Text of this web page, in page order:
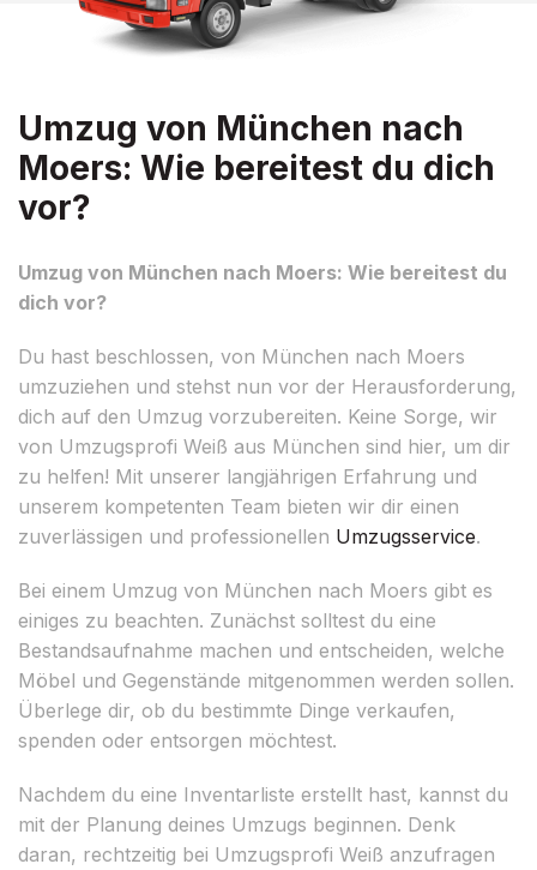
Umzug von München nach
Moers: Wie bereitest du dich
vor?
Umzug von München nach Moers: Wie bereitest du
dich vor?
Du hast beschlossen, von München nach Moers
umzuziehen und stehst nun vor der Herausforderung,
dich auf den Umzug vorzubereiten. Keine Sorge, wir
von Umzugsprofi Weiß aus München sind hier, um dir
zu helfen! Mit unserer langjährigen Erfahrung und
unserem kompetenten Team bieten wir dir einen
zuverlässigen und professionellen Umzugsservice.
Bei einem Umzug von München nach Moers gibt es
einiges zu beachten. Zunächst solltest du eine
Bestandsaufnahme machen und entscheiden, welche
Möbel und Gegenstände mitgenommen werden sollen.
Überlege dir, ob du bestimmte Dinge verkaufen,
spenden oder entsorgen möchtest.
Nachdem du eine Inventarliste erstellt hast, kannst du
mit der Planung deines Umzugs beginnen. Denk
daran, rechtzeitig bei Umzugsprofi Weiß anzufragen